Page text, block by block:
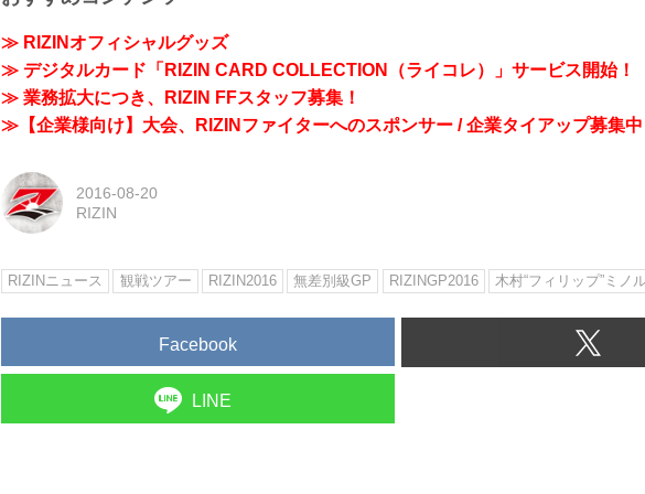
≫ RIZINオフィシャルグッズ
≫ デジタルカード「RIZIN CARD COLLECTION（ライコレ）」サービス開始！
≫ 業務拡大につき、RIZIN FFスタッフ募集！
≫【企業様向け】大会、RIZINファイターへのスポンサー / 企業タイアップ募集
2016-08-20
RIZIN
RIZINニュース 観戦ツアー RIZIN2016 無差別級GP RIZINGP2016 木村“フィリップ”ミノ
Facebook
LINE